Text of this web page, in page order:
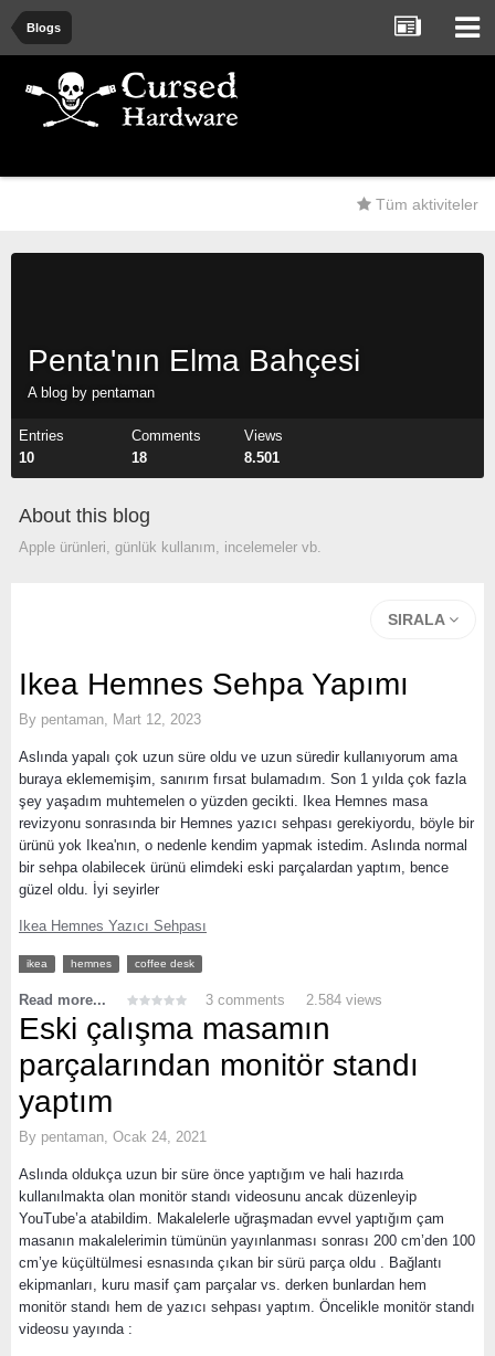
Blogs
Tüm aktiviteler
Penta'nın Elma Bahçesi
A blog by pentaman
Entries
10
Comments
18
Views
8.501
About this blog
Apple ürünleri, günlük kullanım, incelemeler vb.
SIRALA
Ikea Hemnes Sehpa Yapımı
By pentaman Mart 12, 2023
Aslında yapalı çok uzun süre oldu ve uzun süredir kullanıyorum ama
buraya eklememişim, sanırım fırsat bulamadım. Son 1 yılda çok fazla
şey yaşadım muhtemelen o yüzden gecikti. Ikea Hemnes masa
revizyonu sonrasında bir Hemnes yazıcı sehpası gerekiyordu, böyle bir
ürünü yok Ikea'nın, o nedenle kendim yapmak istedim. Aslında normal
bir sehpa olabilecek ürünü elimdeki eski parçalardan yaptım, bence
güzel oldu. İyi seyirler
Ikea Hemnes Yazıcı Sehpası
ikea hemnes coffee desk
Read more... 3 comments 2.584 views
Eski çalışma masamın
parçalarından monitör standı
yaptım
By pentaman, Ocak 24, 2021
Aslında oldukça uzun bir süre önce yaptığım ve hali hazırda
kullanılmakta olan monitör standı videosunu ancak düzenleyip
YouTube’a atabildim. Makalelerle uğraşmadan evvel yaptığım çam
masanın makalelerimin tümünün yayınlanması sonrası 200 cm’den 100
cm’ye küçültülmesi esnasında çıkan bir sürü parça oldu . Bağlantı
ekipmanları, kuru masif çam parçalar vs. derken bunlardan hem
monitör standı hem de yazıcı sehpası yaptım. Öncelikle monitör standı
videosu yayında :